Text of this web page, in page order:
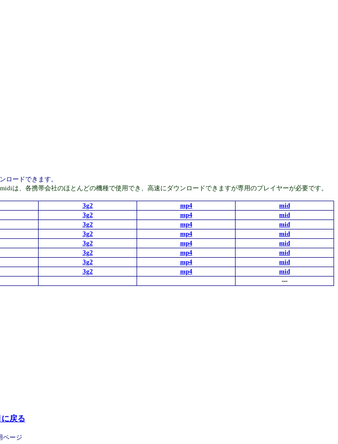
ロードできます。
は、各携帯会社のほとんどの機種で使用でき、高速にダウンロードできますが専用のプレイヤーが必要です。
3g2 mp4
mid
3g2 mp4
mid
3g2 mp4
mid
3g2 mp4
mid
3g2 mp4
mid
3g2 mp4
mid
3g2 mp4
mid
3g2 mp4
mid
---
戻る
ページ